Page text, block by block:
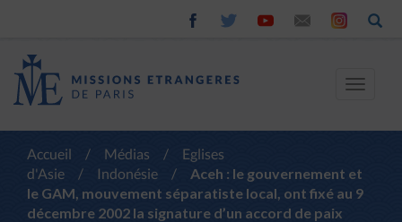
Toggle
Accueil / Médias /
Eglises
d'Asie
/ Indonésie /
Aceh : le gouvernement et
le GAM, mouvement séparatiste local, ont fixé au 9
décembre 2002 la signature d’un accord de paix